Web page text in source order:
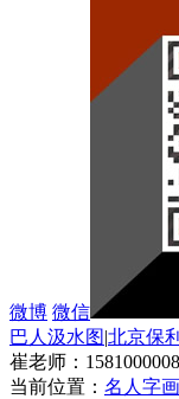
微博 微信
巴人汲水图|北京保利
崔老师：
当前位置： 名人字